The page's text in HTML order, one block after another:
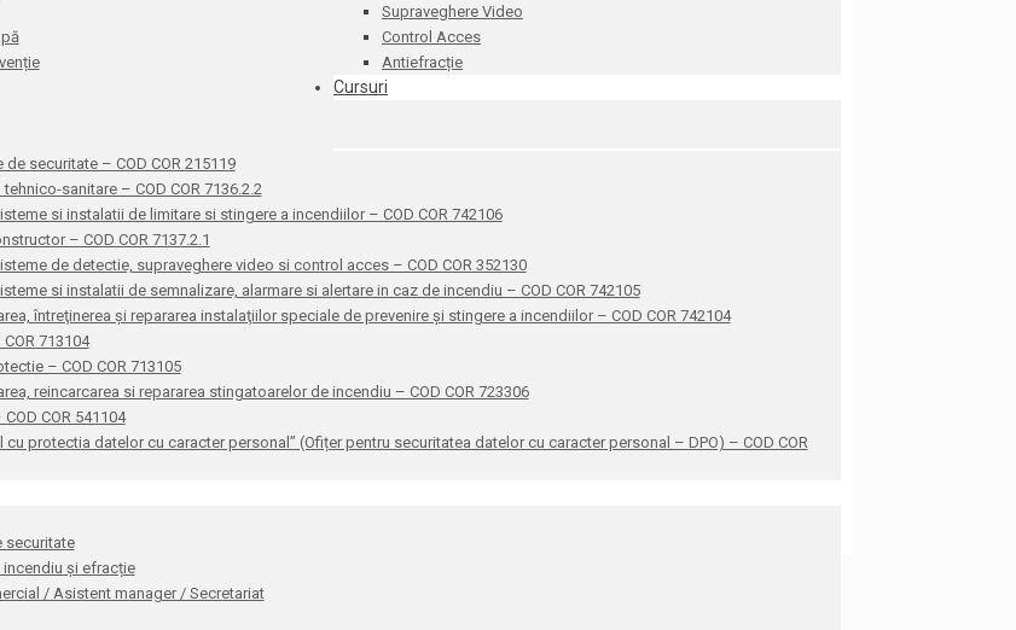
Supraveghere Video
Control Acces
Antiefracție
Cursuri
securitate – COD COR 215119
sanitare – COD COR 7136.2.2
si instalatii de limitare si stingere a incendiilor – COD COR 742106
– COD COR 7137.2.1
de detectie, supraveghere video si control acces – COD COR 352130
si instalatii de semnalizare, alarmare si alertare in caz de incendiu – COD COR 742105
întreţinerea şi repararea instalaţiilor speciale de prevenire şi stingere a incendiilor – COD COR 742104
713104
– COD COR 713105
reincarcarea si repararea stingatoarelor de incendiu – COD COR 723306
COR 541104
cu protectia datelor cu caracter personal” (Ofițer pentru securitatea datelor cu caracter personal – DPO) – COD COR
securitate
și efracție
/ Asistent manager / Secretariat